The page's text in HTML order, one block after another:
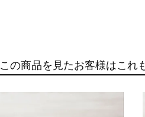
この商品を見たお客様はこれ